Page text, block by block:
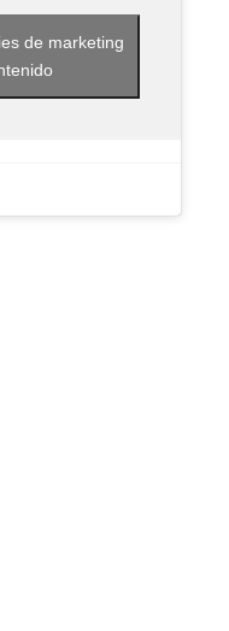
de marketing